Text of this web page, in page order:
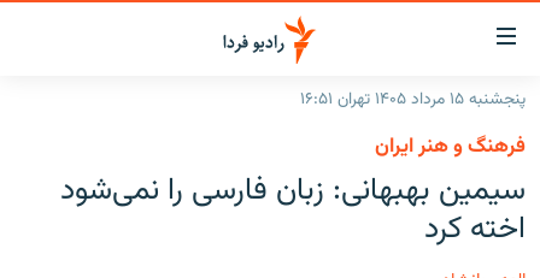
لینک‌های
قابلیت
دسترسی
بازگشت
بازگشت
منوی
اصلی
رفتن
صفحه اصلی
جهان
پنجشنبه ۱۵ مرداد ۱۴۰۵ تهران ۱۶:۵۱
فرهنگ و هنر ایران
سیمین بهبهانی: زبان فارسی را نمی‌شود
اخته کرد